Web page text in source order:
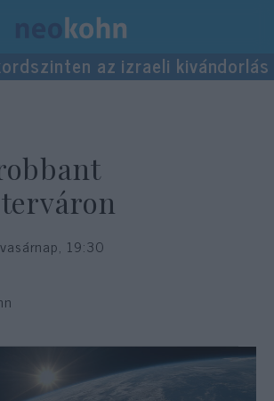
az izraeli kivándorlás
19:30